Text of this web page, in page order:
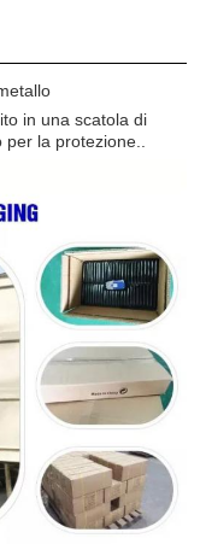
in una scatola di
per la protezione..